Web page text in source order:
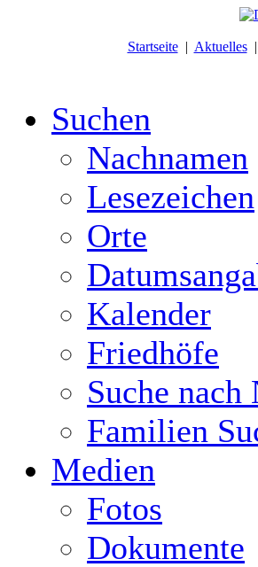
Startseite| Aktuelles|
Suchen
Nachnamen
Lesezeichen
Orte
Kalender
Friedhöfe
Suche nach
Familien
Medien
Fotos
Dokumente